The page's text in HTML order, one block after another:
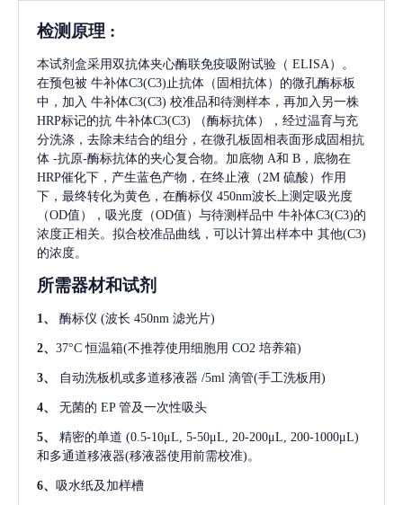
检测原理 :
本试剂盒采用双抗体夹心酶联免疫吸附试验（ ELISA）。
在预包被 牛补体C3(C3)止抗体（固相抗体）的微孔酶标板
中，加入 牛补体C3(C3) 校准品和待测样本，再加入另一株
HRP标记的抗 牛补体C3(C3)
（酶标抗体），经过温育与充
分洗涤，去除未结合的组分，在微孔板固相表面形成固相抗
体 -抗原-酶标抗体的夹心复合物。加底物 A和 B，底物在
HRP催化下，产生蓝色产物，在终止液（2M 硫酸）作用
下，最终转化为黄色，在酶标仪 450nm波长上测定吸光度
（OD值），吸光度（OD值）与待测样品中 牛补体C3(C3)的
浓度正相关。拟合校准品曲线，可以计算出样本中 其他(C3)
的浓度。
所需器材和试剂
1、 酶标仪 (波长 450nm 滤光片)
2、 37°C 恒温箱(不推荐使用细胞用 CO2 培养箱)
3、 自动洗板机或多道移液器 /5ml 滴管(手工洗板用)
4、 无菌的 EP 管及一次性吸头
5、 精密的单道 (0.5-10μL, 5-50μL, 20-200μL, 200-1000μL)
和多通道移液器(移液器使用前需校准)。
6、 吸水纸及加样槽